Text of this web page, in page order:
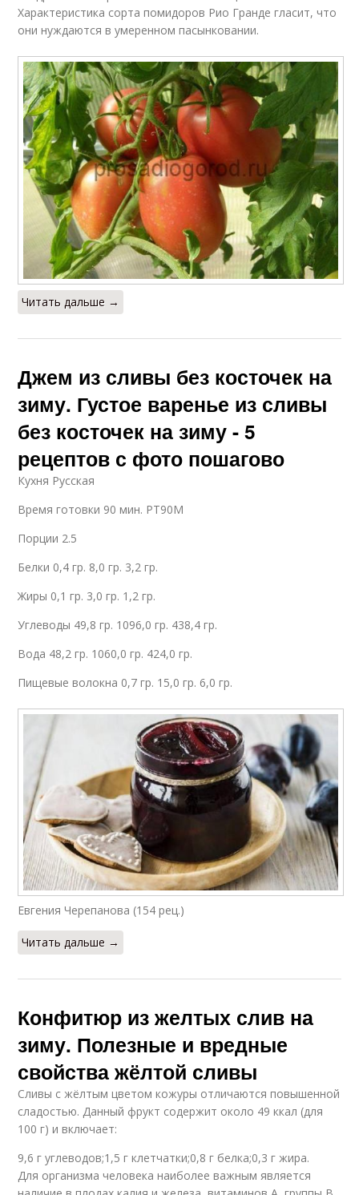
Характеристика сорта помидоров Рио Гранде гласит, что
они нуждаются в умеренном пасынковании.
Читать дальше →
Джем из сливы без косточек на
зиму. Густое варенье из сливы
без косточек на зиму - 5
рецептов с фото пошагово
Кухня Русская
Время готовки 90 мин. PT90M
Порции 2.5
Белки 0,4 гр. 8,0 гр. 3,2 гр.
Жиры 0,1 гр. 3,0 гр. 1,2 гр.
Углеводы 49,8 гр. 1096,0 гр. 438,4 гр.
Вода 48,2 гр. 1060,0 гр. 424,0 гр.
Пищевые волокна 0,7 гр. 15,0 гр. 6,0 гр.
Евгения Черепанова (154 рец.)
Читать дальше →
Конфитюр из желтых слив на
зиму. Полезные и вредные
свойства жёлтой сливы
Сливы с жёлтым цветом кожуры отличаются повышенной
сладостью. Данный фрукт содержит около 49 ккал (для
100 г) и включает:
9,6 г углеводов;1,5 г клетчатки;0,8 г белка;0,3 г жира.
Для организма человека наиболее важным является